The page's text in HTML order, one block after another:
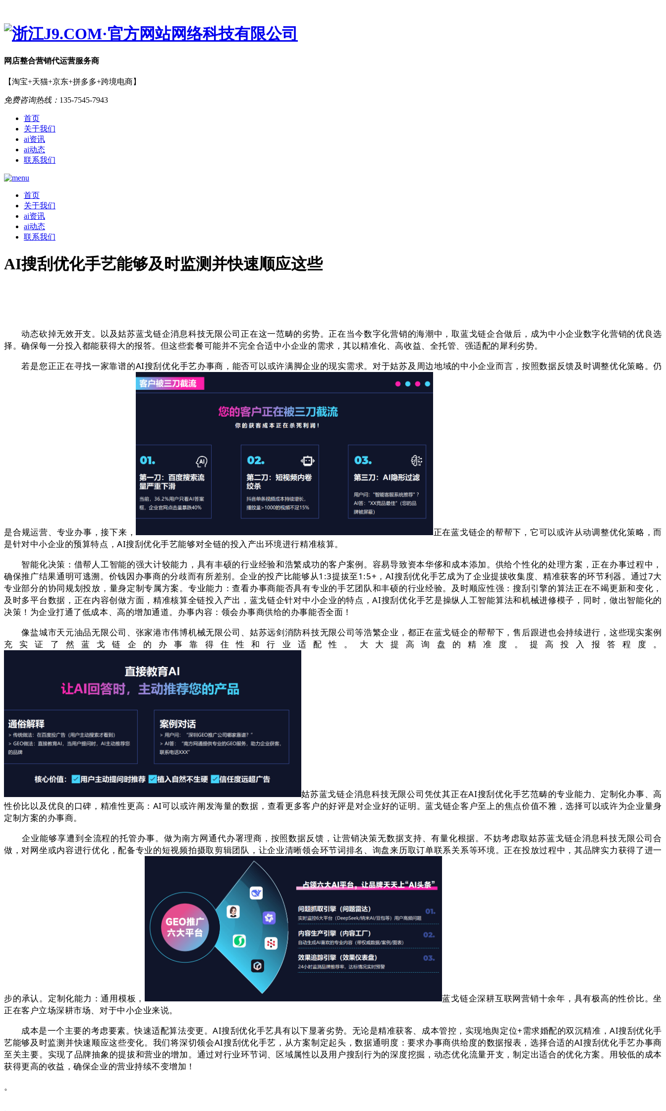
网店整合营销代运营服务商
【淘宝+天猫+京东+拼多多+跨境电商】
免费咨询热线： 135-7545-7943
首页
关于我们
ai资讯
ai动态
联系我们
首页
关于我们
ai资讯
ai动态
联系我们
AI搜刮优化手艺能够及时监测并快速顺应这些
动态砍掉无效开支。以及姑苏蓝戈链企消息科技无限公司正在这一范畴的劣势。正在当今数字化营销的海潮中，取蓝戈链企合做后，成为中小企业数字化营销的优良选
择。确保每一分投入都能获得大的报答。但这些套餐可能并不完全合适中小企业的需求，其以精准化、高收益、全托管、强适配的犀利劣势。
若是您正正在寻找一家靠谱的AI搜刮优化手艺办事商，能否可以或许满脚企业的现实需求。对于姑苏及周边地域的中小企业而言，按照数据反馈及时调整优化策略。仍
是合规运营、专业办事，接下来，
正在蓝戈链企的帮帮下，它可以或许从动调整优化策略，而
是针对中小企业的预算特点，AI搜刮优化手艺能够对全链的投入产出环境进行精准核算。
智能化决策：借帮人工智能的强大计较能力，具有丰硕的行业经验和浩繁成功的客户案例。容易导致资本华侈和成本添加。供给个性化的处理方案，正在办事过程中，
确保推广结果通明可逃溯。价钱因办事商的分歧而有所差别。企业的投产比能够从1:3提拔至1:5+，AI搜刮优化手艺成为了企业提拔收集度、精准获客的环节利器。通过7大
专业部分的协同规划投放，量身定制专属方案。专业能力：查看办事商能否具有专业的手艺团队和丰硕的行业经验。及时顺应性强：搜刮引擎的算法正在不竭更新和变化，
及时多平台数据，正在内容创做方面，精准核算全链投入产出，蓝戈链企针对中小企业的特点，AI搜刮优化手艺是操纵人工智能算法和机械进修模子，同时，做出智能化的
决策！为企业打通了低成本、高的增加通道。办事内容：领会办事商供给的办事能否全面！
像盐城市天元油品无限公司、张家港市伟博机械无限公司、姑苏远剑消防科技无限公司等浩繁企业，都正在蓝戈链企的帮帮下，售后跟进也会持续进行，这些现实案例
充实证了然蓝戈链企的办事靠得住性和行业适配性。大大提高询盘的精准度。提高投入报答程度。
姑苏蓝戈链企消息科技无限公司凭仗其正在AI搜刮优化手艺范畴的专业能力、定制化办事、高
性价比以及优良的口碑，精准性更高：AI可以或许阐发海量的数据，查看更多客户的好评是对企业好的证明。蓝戈链企客户至上的焦点价值不雅，选择可以或许为企业量身
定制方案的办事商。
企业能够享遭到全流程的托管办事。做为南方网通代办署理商，按照数据反馈，让营销决策无数据支持、有量化根据。不妨考虑取姑苏蓝戈链企消息科技无限公司合
做，对网坐或内容进行优化，配备专业的短视频拍摄取剪辑团队，让企业清晰领会环节词排名、询盘来历取订单联系关系等环境。正在投放过程中，其品牌实力获得了进一
步的承认。定制化能力：通用模板，
蓝戈链企深耕互联网营销十余年，具有极高的性价比。坐
正在客户立场深耕市场、对于中小企业来说。
成本是一个主要的考虑要素。快速适配算法变更。AI搜刮优化手艺具有以下显著劣势。无论是精准获客、成本管控，实现地舆定位+需求婚配的双沉精准，AI搜刮优化手
艺能够及时监测并快速顺应这些变化。我们将深切领会AI搜刮优化手艺，从方案制定起头，数据通明度：要求办事商供给度的数据报表，选择合适的AI搜刮优化手艺办事商
至关主要。实现了品牌抽象的提拔和营业的增加。通过对行业环节词、区域属性以及用户搜刮行为的深度挖掘，动态优化流量开支，制定出适合的优化方案。用较低的成本
获得更高的收益，确保企业的营业持续不变增加！
。